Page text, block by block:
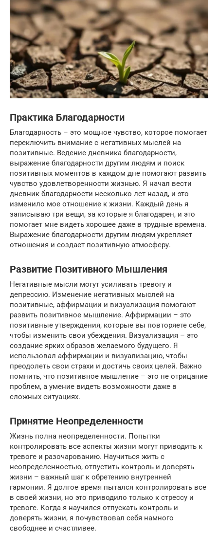
Практика Благодарности
Благодарность – это мощное чувство, которое помогает
переключить внимание с негативных мыслей на
позитивные. Ведение дневника благодарности,
выражение благодарности другим людям и поиск
позитивных моментов в каждом дне помогают развить
чувство удовлетворенности жизнью. Я начал вести
дневник благодарности несколько лет назад, и это
изменило мое отношение к жизни. Каждый день я
записываю три вещи, за которые я благодарен, и это
помогает мне видеть хорошее даже в трудные времена.
Выражение благодарности другим людям укрепляет
отношения и создает позитивную атмосферу.
Развитие Позитивного Мышления
Негативные мысли могут усиливать тревогу и
депрессию. Изменение негативных мыслей на
позитивные, аффирмации и визуализация помогают
развить позитивное мышление. Аффирмации – это
позитивные утверждения, которые вы повторяете себе,
чтобы изменить свои убеждения. Визуализация – это
создание ярких образов желаемого будущего. Я
использовал аффирмации и визуализацию, чтобы
преодолеть свои страхи и достичь своих целей. Важно
помнить, что позитивное мышление – это не отрицание
проблем, а умение видеть возможности даже в
сложных ситуациях.
Принятие Неопределенности
Жизнь полна неопределенности. Попытки
контролировать все аспекты жизни могут приводить к
тревоге и разочарованию. Научиться жить с
неопределенностью, отпустить контроль и доверять
жизни – важный шаг к обретению внутренней
гармонии. Я долгое время пытался контролировать все
в своей жизни, но это приводило только к стрессу и
тревоге. Когда я научился отпускать контроль и
доверять жизни, я почувствовал себя намного
свободнее и счастливее.